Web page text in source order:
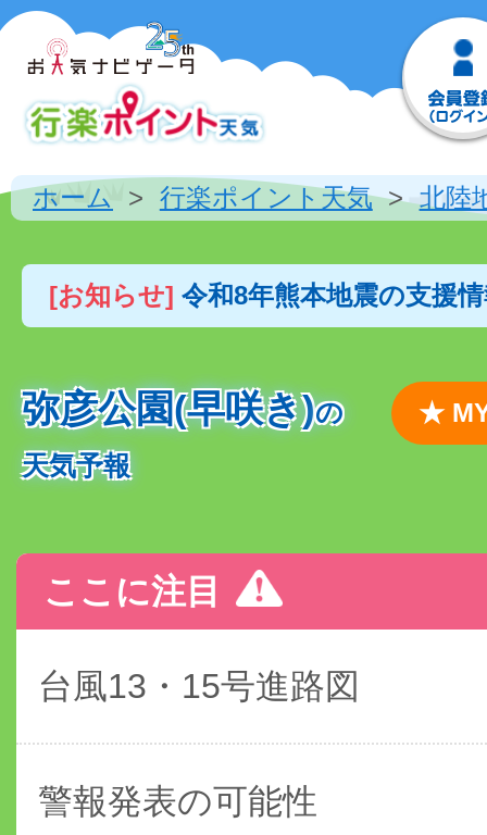
ホーム 行楽ポイント天気 北陸
[お知らせ] 令和8年熊本地震の支援
弥彦公園(早咲き)の
天気予報
★
ここに注目
台風13・15号進路図
警報発表の可能性